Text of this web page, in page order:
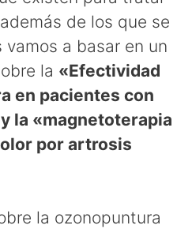
de los que se
a basar en un
la «Efectividad
en pacientes con
la «magnetoterapia
por artrosis
la ozonopuntura